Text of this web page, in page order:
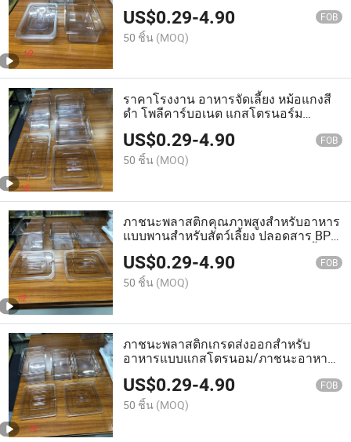
US$0.29-4.90 FOB
50 ชิ้น (MOQ)
ราคาโรงงาน อาหารจัดเลี้ยง หม้อแกงสี
ดำ โพลีคาร์บอเนต แกสโตรนอร์ม
อุปกรณ์ครัว ภาชนะ
US$0.29-4.90 FOB
50 ชิ้น (MOQ)
ภาชนะพลาสติกคุณภาพสูงสำหรับอาหาร
แบบพานสำหรับสัตว์เลี้ยง ปลอดสาร BPA
สำหรับครัวเชิงพาณิชย์ อุปกรณ์จัดเลี้ยง
และการเสิร์ฟอาหาร
US$0.29-4.90 FOB
50 ชิ้น (MOQ)
ภาชนะพลาสติกเกรดส่งออกสำหรับ
อาหารแบบแกสโตรนอม/ภาชนะอาหาร
และอุปกรณ์ในครัว
US$0.29-4.90 FOB
50 ชิ้น (MOQ)